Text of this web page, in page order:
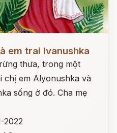
em trai Ivanushka
thưa, trong một
chị em Alyonushka và
sống ở đó. Cha mẹ
2022